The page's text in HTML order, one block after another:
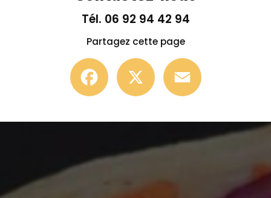
Tél. 06 92 94 42 94
Partagez cette page
Facebook